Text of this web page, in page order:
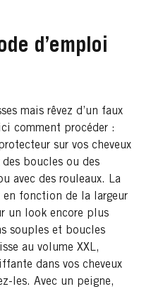
d’emploi
mais rêvez d’un faux
comment procéder :
sur vos cheveux
des boucles ou des
avec des rouleaux. La
fonction de la largeur
un look encore plus
souples et boucles
au volume XXL,
dans vos cheveux
les. Avec un peigne,